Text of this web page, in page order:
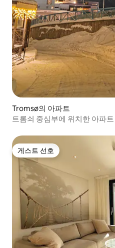
Tromsø의 아파트
트롬쇠 중심부에 위치한 아파트
게스트 선호
게스트 선호